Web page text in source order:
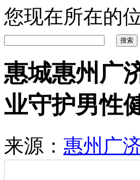
您现在所在的
惠城惠州广
业守护男性
来源： 惠州广